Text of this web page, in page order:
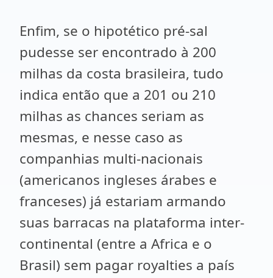
Enfim, se o hipotético pré-sal
pudesse ser encontrado à 200
milhas da costa brasileira, tudo
indica então que a 201 ou 210
milhas as chances seriam as
mesmas, e nesse caso as
companhias multi-nacionais
(americanos ingleses árabes e
franceses) já estariam armando
suas barracas na plataforma inter-
continental (entre a Africa e o
Brasil) sem pagar royalties a país